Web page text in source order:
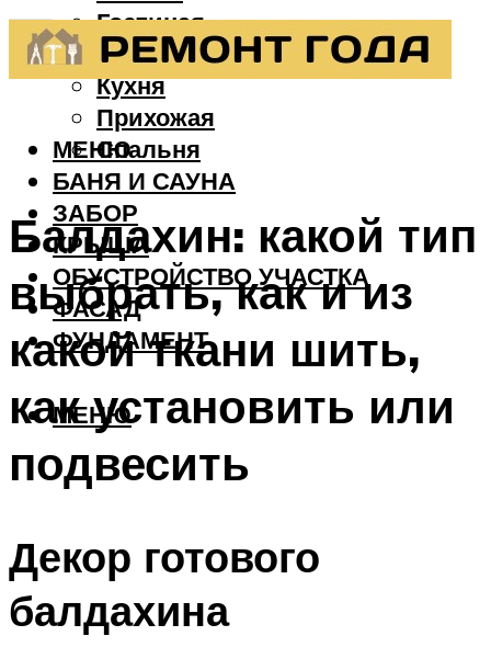
Гостиная
Детская
Кухня
Прихожая
Спальня
БАНЯ И САУНА
ЗАБОР
КРЫША
ОБУСТРОЙСТВО УЧАСТКА
ФАСАД
ФУНДАМЕНТ
МЕНЮ
МЕНЮ
Балдахин: какой тип
выбрать, как и из
какой ткани шить,
как установить или
подвесить
Декор готового
балдахина